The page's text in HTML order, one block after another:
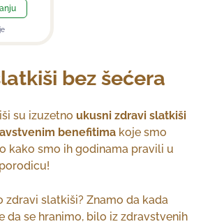
bez šećera
su izuzetno ukusni zdravi slatkiši
benefitima koje smo
kako smo ih godinama pravili u
zdravi slatkiši? Znamo da kada
da se hranimo, bilo iz zdravstvenih